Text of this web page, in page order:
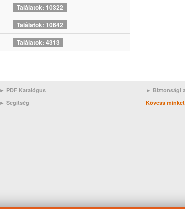
Találatok: 10322
Találatok: 10642
Találatok: 4313
► PDF Katalógus
► Segítség
► Biztonsági
Kövess